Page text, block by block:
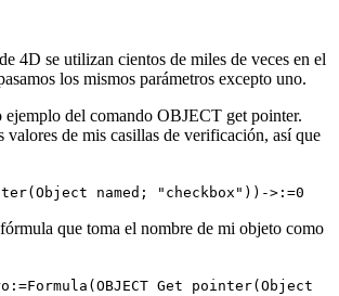
4D se utilizan cientos de miles de veces en el
los mismos parámetros excepto uno.
ejemplo del comando OBJECT get pointer.
de mis casillas de verificación, así que
(Object named ; "checkbox"))->:=0
que toma el nombre de mi objeto como
:=Formula (OBJECT Get pointer(Object